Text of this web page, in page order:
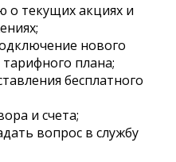
текущих акциях и
нового
плана;
бесплатного
и счета;
вопрос в службу